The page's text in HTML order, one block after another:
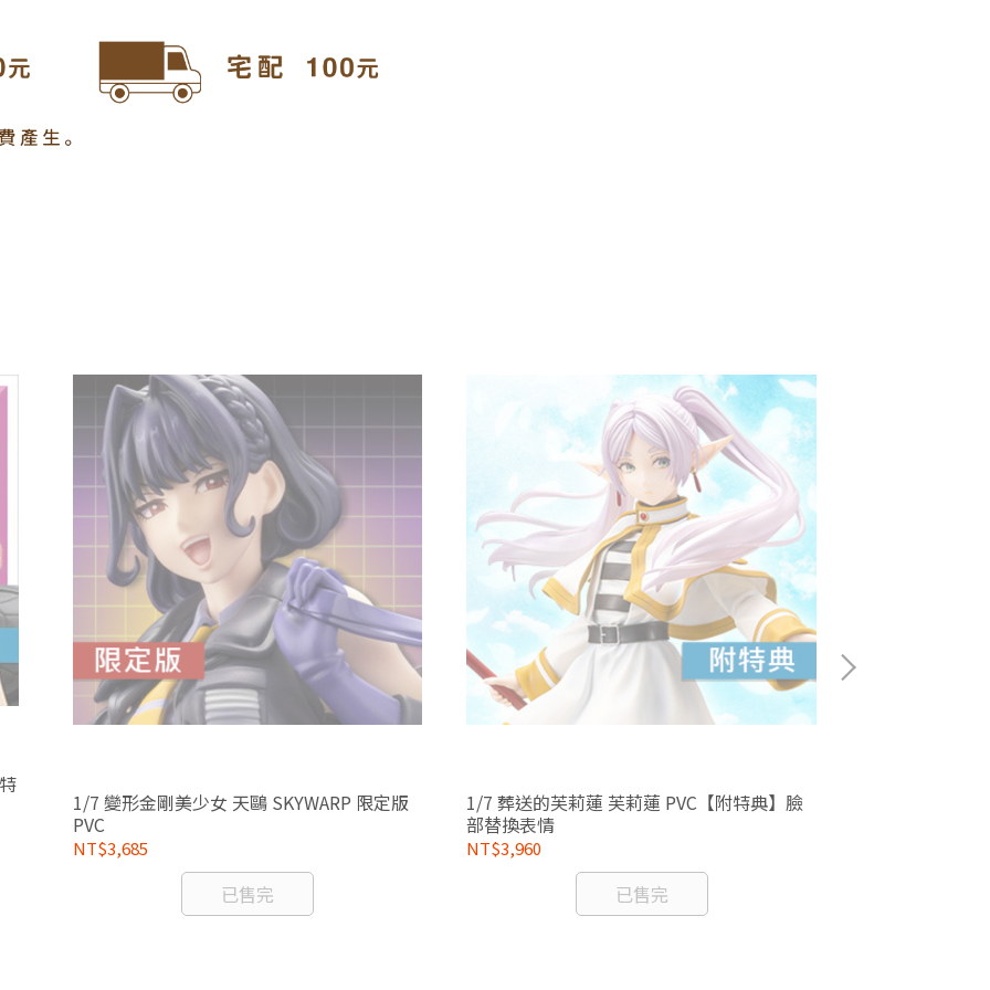
1/7 變形金剛美少女 天鷗 SKYWARP 限定版
PVC
NT$3,685
已售完
1/7 葬送的芙莉蓮 芙莉蓮 PVC【附特典】臉
部替換表情
NT$3,960
已售完